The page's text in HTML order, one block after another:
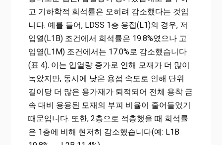
고 기하학적 희석률은 오히려 감소했다는 것입
니다. 예를 들어, LDSS 1층 용접(L1)의 경우, 저
입열(L1B) 조건에서 희석률은 19.8%였으나 고
입열(L1M) 조건에서는 17.0%로 감소했습니다
(표 4). 이는 입열량 증가로 인해 모재가 더 많이
녹았지만, 동시에 낮은 용접 속도로 인해 단위
길이당 더 많은 용가재가 퇴적되어 전체 용착 금
속 대비 용융된 모재의 부피 비율이 줄어들었기
때문입니다. 또한, 2층으로 적층했을 때 희석률
은 1층에 비해 현저히 감소했습니다(예: L1B